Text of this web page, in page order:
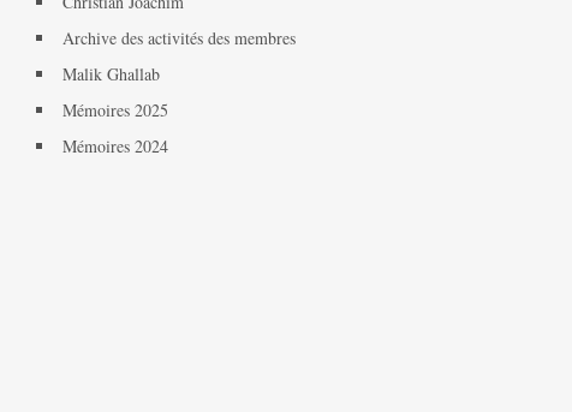
Archive des activités des membres
Malik Ghallab
Mémoires 2025
Mémoires 2024